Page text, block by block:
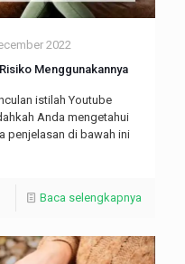
2022
Menggunakannya
istilah Youtube
Anda mengetahui
penjelasan di bawah ini
Baca selengkapnya